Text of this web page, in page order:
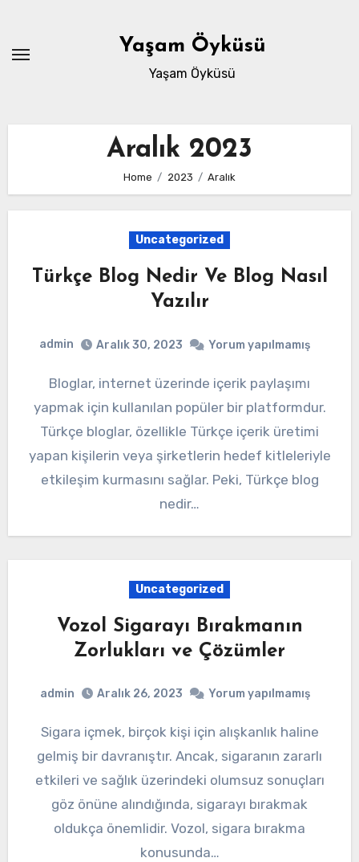
content
Yaşam Öyküsü
Yaşam Öyküsü
Aralık 2023
Home 2023 Aralık
Uncategorized
Türkçe Blog Nedir Ve Blog Nasıl
Yazılır
admin Aralık 30, 2023 Yorum yapılmamış
Bloglar, internet üzerinde içerik paylaşımı
yapmak için kullanılan popüler bir platformdur.
Türkçe bloglar, özellikle Türkçe içerik üretimi
yapan kişilerin veya şirketlerin hedef kitleleriyle
etkileşim kurmasını sağlar. Peki, Türkçe blog
nedir…
Uncategorized
Vozol Sigarayı Bırakmanın
Zorlukları ve Çözümler
admin Aralık 26, 2023 Yorum yapılmamış
Sigara içmek, birçok kişi için alışkanlık haline
gelmiş bir davranıştır. Ancak, sigaranın zararlı
etkileri ve sağlık üzerindeki olumsuz sonuçları
göz önüne alındığında, sigarayı bırakmak
oldukça önemlidir. Vozol, sigara bırakma
konusunda…